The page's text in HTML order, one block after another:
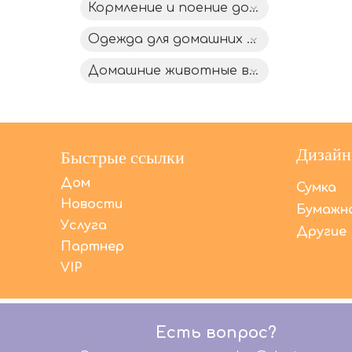
Кормление и поение домашних животных
Одежда для домашних животных
Домашние животные вне дома
Быстрые ссылки
Дом
Новости
Услуга
Партнер
VIP
Сумка
Другие
Есть вопрос?